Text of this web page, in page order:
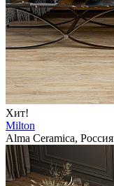
Хит!
Milton
Alma Ceramica, Россия